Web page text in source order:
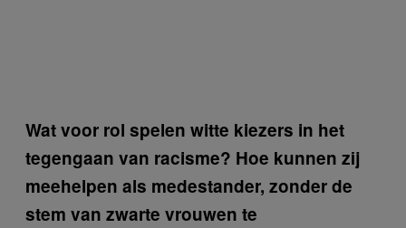
Wat voor rol spelen witte kiezers in het
tegengaan van racisme? Hoe kunnen zij
meehelpen als medestander, zonder de
stem van zwarte vrouwen te